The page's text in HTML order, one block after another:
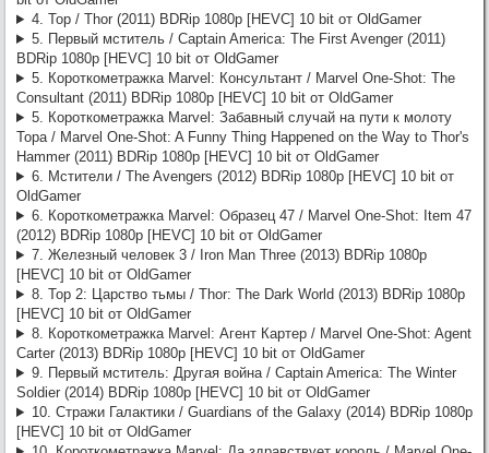
Unicorn (2011) [USA Transfer] BDRip 1080p [HEVC] 10 bit от -Star-Lord-
(RG RIPS CLUB)
7/23/2026, 9:04:21 PM Werwolf2517 :OldGamer, omg, надеюсь всё
обойдётся лёгким испугом.. готов оказать посильную помощь, в
сервачках понимаю, работа такая.
7/23/2026, 5:06:04 PM OldGamer :хз, настроения и желания нет от
слова совсем
7/23/2026, 5:05:32 PM OldGamer
отвал NAS, возможно капитально,
раздач нет, через пару недель посмотрю, может всё грустно и
раздач больше не будет
4. Тор / Thor (2011) BDRip 1080p [HEVC] 10 bit от OldGamer
5. Первый мститель / Captain America: The First Avenger (2011)
BDRip 1080p [HEVC] 10 bit от OldGamer
5. Короткометражка Marvel: Консультант / Marvel One-Shot: The
Consultant (2011) BDRip 1080p [HEVC] 10 bit от OldGamer
5. Короткометражка Marvel: Забавный случай на пути к молоту
Тора / Marvel One-Shot: A Funny Thing Happened on the Way to Thor's
Hammer (2011) BDRip 1080p [HEVC] 10 bit от OldGamer
6. Мстители / The Avengers (2012) BDRip 1080p [HEVC] 10 bit от
OldGamer
6. Короткометражка Marvel: Образец 47 / Marvel One-Shot: Item 47
(2012) BDRip 1080p [HEVC] 10 bit от OldGamer
7. Железный человек 3 / Iron Man Three (2013) BDRip 1080p
[HEVC] 10 bit от OldGamer
8. Тор 2: Царство тьмы / Thor: The Dark World (2013) BDRip 1080p
[HEVC] 10 bit от OldGamer
8. Короткометражка Marvel: Агент Картер / Marvel One-Shot: Agent
Carter (2013) BDRip 1080p [HEVC] 10 bit от OldGamer
9. Первый мститель: Другая война / Captain America: The Winter
Soldier (2014) BDRip 1080p [HEVC] 10 bit от OldGamer
10. Стражи Галактики / Guardians of the Galaxy (2014) BDRip 1080p
[HEVC] 10 bit от OldGamer